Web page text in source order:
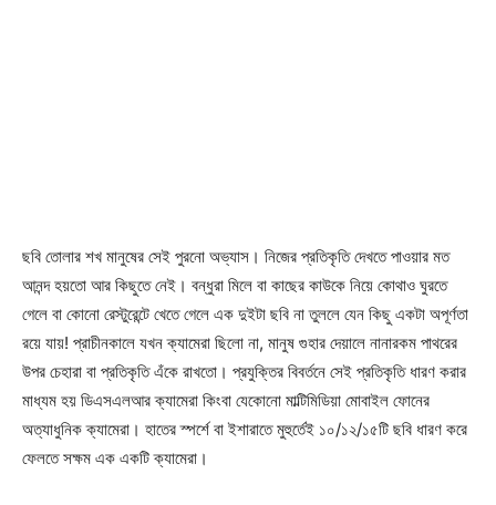
ছবি তোলার শখ মানুষের সেই পুরনো অভ্যাস। নিজের প্রতিকৃতি দেখতে পাওয়ার মত
আনন্দ হয়তো আর কিছুতে নেই। বন্ধুরা মিলে বা কাছের কাউকে নিয়ে কোথাও ঘুরতে
গেলে বা কোনো রেস্টুরেন্টে খেতে গেলে এক দুইটা ছবি না তুললে যেন কিছু একটা অপূর্ণতা
রয়ে যায়! প্রাচীনকালে যখন ক্যামেরা ছিলো না, মানুষ গুহার দেয়ালে নানারকম পাথরের
উপর চেহারা বা প্রতিকৃতি এঁকে রাখতো। প্রযুক্তির বিবর্তনে সেই প্রতিকৃতি ধারণ করার
মাধ্যম হয় ডিএসএলআর ক্যামেরা কিংবা যেকোনো মাল্টিমিডিয়া মোবাইল ফোনের
অত্যাধুনিক ক্যামেরা। হাতের স্পর্শে বা ইশারাতে মুহুর্তেই ১০/১২/১৫টি ছবি ধারণ করে
ফেলতে সক্ষম এক একটি ক্যামেরা।